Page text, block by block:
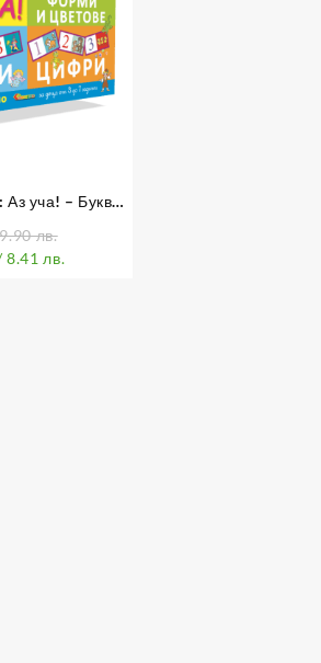
уча! – Букви,
лв.
8.41 лв.